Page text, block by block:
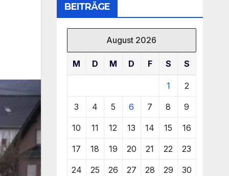
BEITRÄGE
August 2026
M D M D F S S
1 2
3 4 5 6 7 8 9
10 11 12 13 14 15 16
17 18 19 20 21 22 23
24 25 26 27 28 29 30